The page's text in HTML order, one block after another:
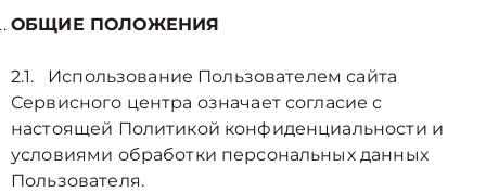
ОБЩИЕ ПОЛОЖЕНИЯ
2.1. Использование Пользователем сайта
Сервисного центра означает согласие с
настоящей Политикой конфиденциальности и
условиями обработки персональных данных
Пользователя.